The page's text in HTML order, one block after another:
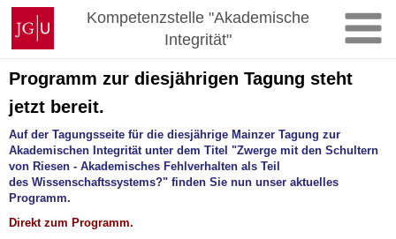
Zum
Inhalt
springen
Johannes
Gutenberg-
Universität
Mainz
Kompetenzstelle "Akademische
Integrität"
Programm zur diesjährigen Tagung steht
jetzt bereit.
Auf der Tagungsseite für die diesjährige Mainzer Tagung zur
Akademischen Integrität unter dem Titel "Zwerge mit den Schultern
von Riesen - Akademisches Fehlverhalten als Teil
des Wissenschaftssystems?" finden Sie nun unser aktuelles
Programm.
Direkt zum Programm.